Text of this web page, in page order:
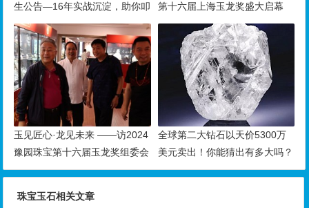
生公告—16年实战沉淀，助你叩
开财富与传承之门
第十六届上海玉龙奖盛大启幕
玉见匠心·龙见未来 ——访2024
豫园珠宝第十六届玉龙奖组委会
主任钱振峰
全球第二大钻石以天价5300万
美元卖出！你能猜出有多大吗？
珠宝玉石相关文章